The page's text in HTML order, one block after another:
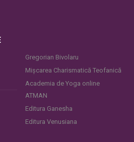
Gregorian Bivolaru
Mișcarea Charismatică Teofanică
Academia de Yoga online
ATMAN
Editura Ganesha
Editura Venusiana